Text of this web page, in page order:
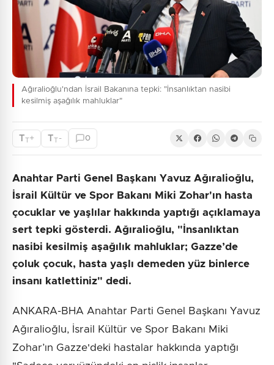
Ağıralioğlu'ndan İsrail Bakanına tepki: "İnsanlıktan nasibi
kesilmiş aşağılık mahluklar"
TT+ TT - 0
Anahtar Parti Genel Başkanı Yavuz Ağıralioğlu,
İsrail Kültür ve Spor Bakanı Miki Zohar'ın hasta
çocuklar ve yaşlılar hakkında yaptığı açıklamaya
sert tepki gösterdi. Ağıralioğlu, "İnsanlıktan
nasibi kesilmiş aşağılık mahluklar; Gazze’de
çoluk çocuk, hasta yaşlı demeden yüz binlerce
insanı katlettiniz" dedi.
ANKARA-BHA Anahtar Parti Genel Başkanı Yavuz
Ağıralioğlu, İsrail Kültür ve Spor Bakanı Miki
Zohar’ın Gazze'deki hastalar hakkında yaptığı